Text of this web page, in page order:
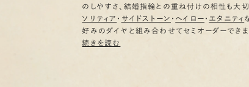
のしやすさ、結婚指輪との重ね付けの相性も大切
ソリティア ・ サイドストーン ・ ヘイロー ・ エタニティ
好みのダイヤと組み合わせてセミオーダーできま
続きを読む